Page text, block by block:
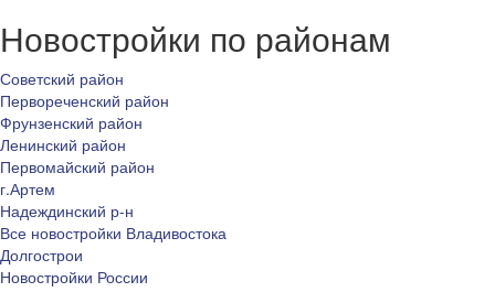
Новостройки по районам
Советский район
Первореченский район
Фрунзенский район
Ленинский район
Первомайский район
г.Артем
Надеждинский р-н
Все новостройки Владивостока
Долгострои
Новостройки России